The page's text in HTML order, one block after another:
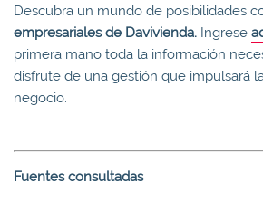
Descubra un mundo de posibilidades
empresariales de Davivienda. Ingrese
primera mano toda la información
disfrute de una gestión que impulsará
negocio.
Fuentes consultadas